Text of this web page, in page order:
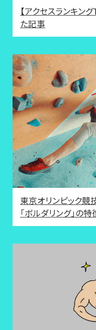
【アクセスランキン
た記事
東京オリンピック競
「ボルダリング」の